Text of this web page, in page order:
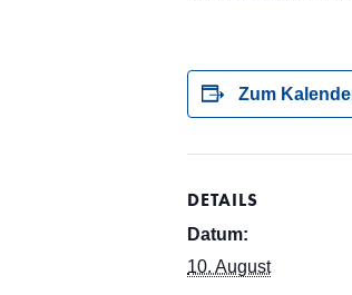
Zum
DETAILS
Datum:
10. August